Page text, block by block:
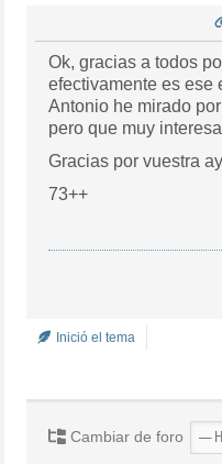
Ok, gracias a todos
efectivamente es ese el video que
Antonio he mirado
pero que muy
Gracias por vuestra
73++
Inició el tema
Cambiar de foro